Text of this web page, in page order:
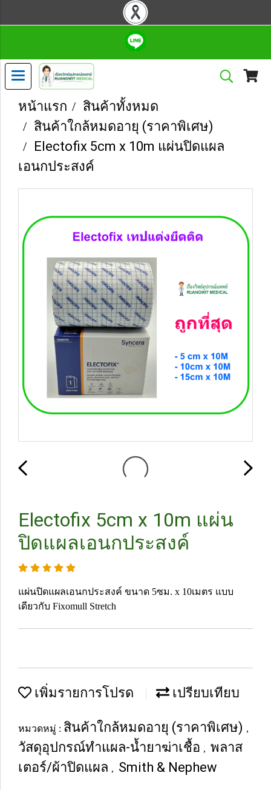
หน้าแรก
สินค้าทั้งหมด
สินค้าใกล้หมดอายุ (ราคาพิเศษ)
Electofix 5cm x 10m แผ่นปิดแผล
เอนกประสงค์
Electofix 5cm x 10m แผ่น
ปิดแผลเอนกประสงค์
แผ่นปิดแผลเอนกประสงค์ ขนาด 5ซม. x 10เมตร แบบ
เดียวกับ Fixomull Stretch
เพิ่มรายการโปรด เปรียบเทียบ
หมวดหมู่ : สินค้าใกล้หมดอายุ (ราคาพิเศษ) ,
วัสดุอุปกรณ์ทำแผล-น้ำยาฆ่าเชื้อ , พลาส
เตอร์/ผ้าปิดแผล , Smith & Nephew